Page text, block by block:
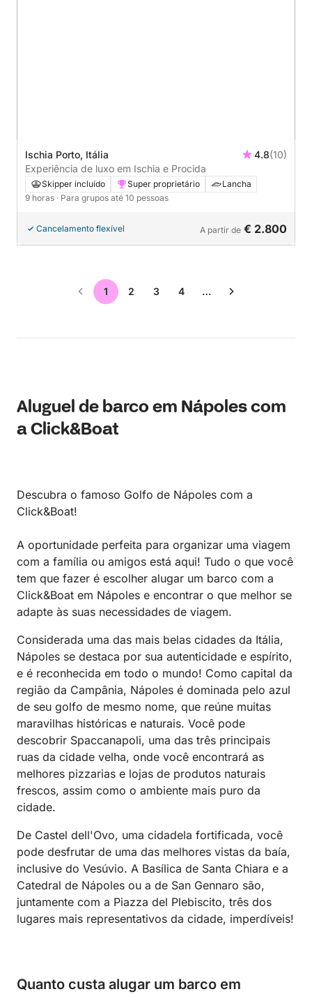
Ischia Porto, Itália 4.8(10)
Experiência de luxo em Ischia e Procida
Skipper incluído Super proprietário
Lancha
9 horas · Para grupos até 10 pessoas
Cancelamento flexível A partir de € 2.800
1 2 3 4 …
Aluguel de barco em Nápoles com
a Click&Boat
Descubra o famoso Golfo de Nápoles com a
Click&Boat!
A oportunidade perfeita para organizar uma viagem
com a família ou amigos está aqui! Tudo o que você
tem que fazer é escolher alugar um barco com a
Click&Boat em Nápoles e encontrar o que melhor se
adapte às suas necessidades de viagem.
Considerada uma das mais belas cidades da Itália,
Nápoles se destaca por sua autenticidade e espírito,
e é reconhecida em todo o mundo! Como capital da
região da Campânia, Nápoles é dominada pelo azul
de seu golfo de mesmo nome, que reúne muitas
maravilhas históricas e naturais. Você pode
descobrir Spaccanapoli, uma das três principais
ruas da cidade velha, onde você encontrará as
melhores pizzarias e lojas de produtos naturais
frescos, assim como o ambiente mais puro da
cidade.
De Castel dell'Ovo, uma cidadela fortificada, você
pode desfrutar de uma das melhores vistas da baía,
inclusive do Vesúvio. A Basílica de Santa Chiara e a
Catedral de Nápoles ou a de San Gennaro são,
juntamente com a Piazza del Plebiscito, três dos
lugares mais representativos da cidade, imperdíveis!
Quanto custa alugar um barco em